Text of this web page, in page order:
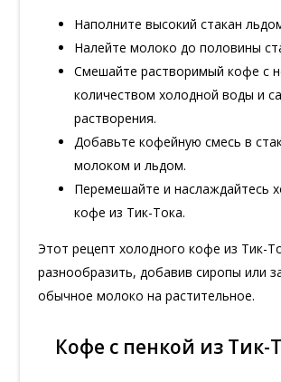
Наполните высокий стакан
Налейте молоко до половины
Смешайте растворимый кофе с
количеством холодной воды и
растворения.
Добавьте кофейную смесь в
молоком и льдом.
Перемешайте и наслаждайтесь
кофе из Тик-Тока.
Этот рецепт холодного кофе из Тик-
разнообразить, добавив сиропы или
обычное молоко на растительное.
Кофе с пенкой из Тик-